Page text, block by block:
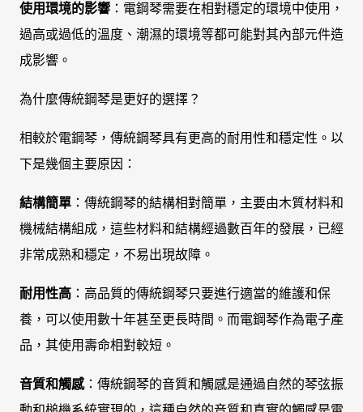
使用環境的影響 ：電鋼琴需要在相對穩定的環境中使用，
過高或過低的溫度、潮濕的環境等都可能對其內部元件造
成影響。
為什麼傳統鋼琴是更好的選擇？
相較於電鋼琴，傳統鋼琴具有更高的耐用性和穩定性。以
下是幾個主要原因：
結構簡單 ：傳統鋼琴的結構相對簡單，主要由木質材料和
機械結構組成，這些材料和結構經過數百年的發展，已經
非常成熟和穩定，不易出現故障。
耐用性高 ：高品質的傳統鋼琴只要進行適當的維護和保
養，可以使用數十年甚至更長時間。而電鋼琴作為電子產
品，其使用壽命相對較短。
音質和觸感：傳統鋼琴的音質和觸感是通過自然的琴弦振